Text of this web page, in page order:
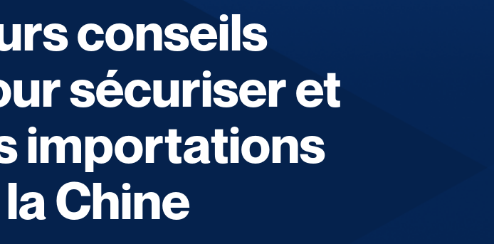
conseils
sécuriser et
importations
Chine